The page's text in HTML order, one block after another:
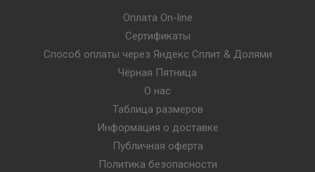
Оплата On-line
Сертификаты
Способ оплаты через Яндекс Сплит & Долями
Чёрная Пятница
О нас
Таблица размеров
Информация о доставке
Публичная оферта
Политика безопасности